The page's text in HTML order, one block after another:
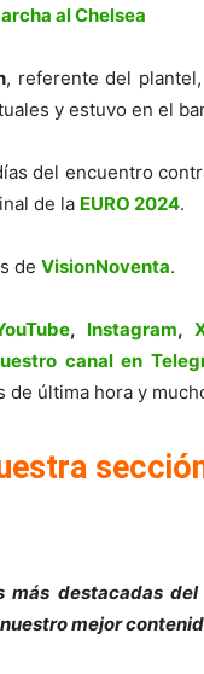
al Chelsea
, referente del
y estuvo en el
del encuentro
de la EURO 2024.
de VisionNoventa.
, Instagram,
canal en
última hora y
más destacadas
mejor